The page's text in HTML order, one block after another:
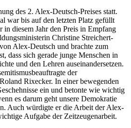
des 2. Alex-Deutsch-Preises statt.
war bis auf den letzten Platz gefüllt
in diesem Jahr den Preis in Empfang
Christine Streichert-
Alex-Deutsch und brachte zum
dass sich gerade junge Menschen in
und den Lehren auseinandersetzen.
der
Rixecker. In einer bewegenden
ein und betonte wie wichtig
es darum geht unsere Demokratie
Auch würdigte er die Arbeit der Alex-
Aufgabe der Zeitzeugenarbeit.